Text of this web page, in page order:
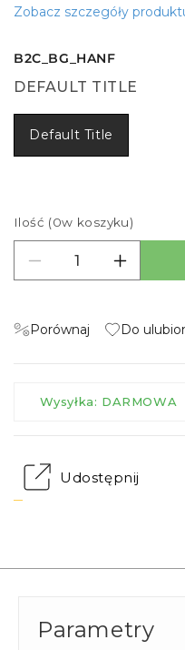
Zobacz szczegóły
B2C_BG_HANF
DEFAULT TITLE
Default Title
Ilość (0w koszyku)
Zmniejsz ilość dla
Zwiększ
Porównaj Do
Wysyłka: DARMOWA
Udostępnij
Parametry